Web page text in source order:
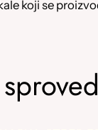
koji se